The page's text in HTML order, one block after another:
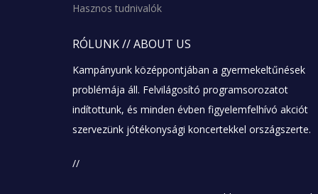
Hasznos tudnivalók
RÓLUNK// ABOUT US
Kampányunk középpontjában a gyermekeltűnések
problémája áll. Felvilágosító programsorozatot
indítottunk, és minden évben figyelemfelhívó akciót
szervezünk jótékonysági koncertekkel országszerte.
//